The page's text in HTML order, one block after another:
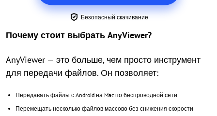
Безопасный скачивание
Почему стоит выбрать AnyViewer?
AnyViewer — это больше, чем просто инструмент
для передачи файлов. Он позволяет:
Передавать файлы с Android на Mac по беспроводной сети
Перемещать несколько файлов массово без снижения скорости